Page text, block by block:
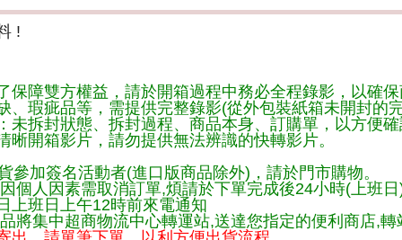
!
保障雙方權益，請於開箱過程中務必全程錄影，以確
、瑕疵品等，需提供完整錄影(從外包裝紙箱未開封的
未拆封狀態、拆封過程、商品本身、訂購單，以方便
晰開箱影片，請勿提供無法辨識的快轉影片。
加簽名活動者(進口版商品除外)，請於門市購物。
個人因素需取消訂單,煩請於下單完成後24小時(上班
上班日上午12時前來電通知
將集中超商物流中心轉運站,送達您指定的便利商店,